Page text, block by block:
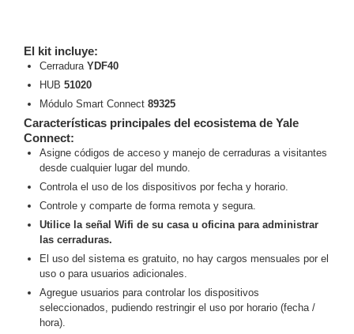
HDMI
Cámaras
IP y NVRs
Ambientes
Salinos
(Anticorrosión)
y
Decodificadores
de
VideoCuboDomo
/ Eyeball /
Hemisféricas
Motorizado NVRs
Network
El kit incluye:
Cerradura YDF40
HUB 51020
Módulo Smart Connect 89325
Características principales del ecosistema de Yale
Connect:
Asigne códigos de acceso y manejo de cerraduras a visitantes
desde cualquier lugar del mundo.
Controla el uso de los dispositivos por fecha y horario.
Controle y comparte de forma remota y segura.
Utilice la señal Wifi de su casa u oficina para administrar
las cerraduras.
El uso del sistema es gratuito, no hay cargos mensuales por el
uso o para usuarios adicionales.
Agregue usuarios para controlar los dispositivos
seleccionados, pudiendo restringir el uso por horario (fecha /
hora).